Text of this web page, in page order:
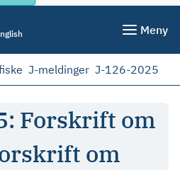
Meny
J-meldinger J-126-2025
Forskrift om
om